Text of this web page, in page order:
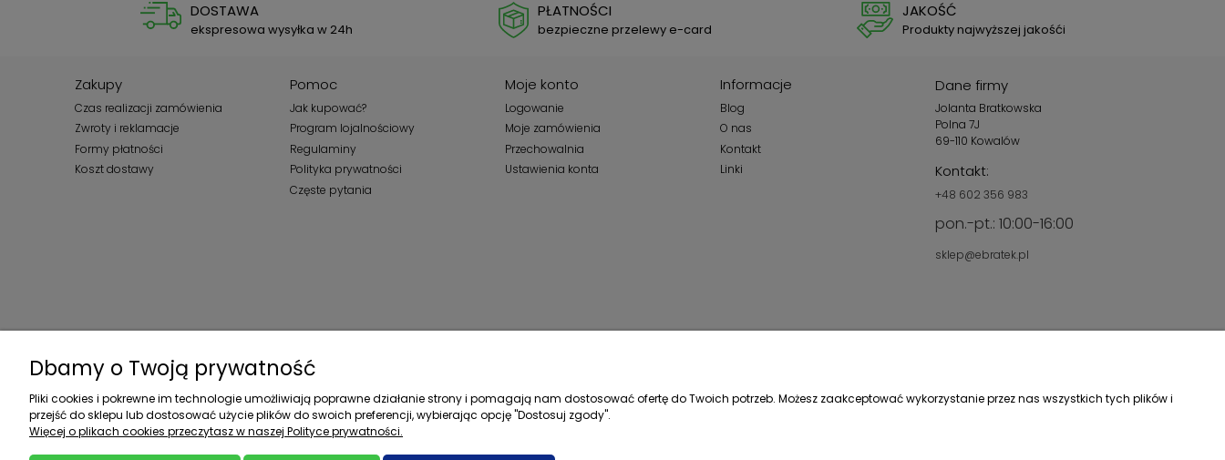
DOSTAWA
ekspresowa wysyłka w 24h
PŁATNOŚCI
bezpieczne przelewy e-card
JAKOŚĆ
Produkty najwyższej jakośći
Zakupy
Czas realizacji zamówienia
Zwroty i reklamacje
Formy płatności
Koszt dostawy
Pomoc
Jak kupować?
Program lojalnościowy
Regulaminy
Polityka prywatności
Częste pytania
Moje konto
Logowanie
Moje zamówienia
Przechowalnia
Ustawienia konta
Informacje
Blog
O nas
Kontakt
Linki
Dane firmy
Jolanta Bratkowska
Polna 7J
69-110 Kowalów
Kontakt:
+48 602 356 983
pon.-pt.: 10:00-16:00
sklep@ebratek.pl
Dbamy o Twoją prywatność
Pliki cookies i pokrewne im technologie umożliwiają poprawne działanie strony i pomagają nam dostosować ofertę do Twoich potrzeb. Możesz zaakceptować wykorzystanie przez nas wszystkich tych plików i
przejść do sklepu lub dostosować użycie plików do swoich preferencji, wybierając opcję "Dostosuj zgody".
Więcej o plikach cookies przeczytasz w naszej Polityce prywatności.